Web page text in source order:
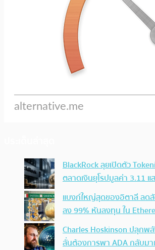
BlackRock ลุยเปิดตัว
ตลาดเงินยุโรปมูลค่า 3.11
แบงก์ใหญ่สุดของอิตาลี ลด
ลง 99% หันลงทุน ใน
Charles Hoskinson ปลุกพ
ลั่นต้องการพา ADA กลับมา